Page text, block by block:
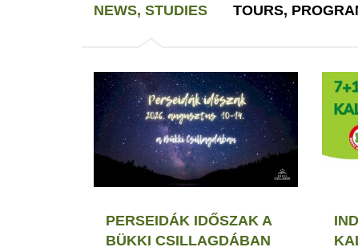
NEWS, STUDIES TOURS,
PERSEIDÁK IDŐSZAK A
BÜKKI CSILLAGDÁBAN